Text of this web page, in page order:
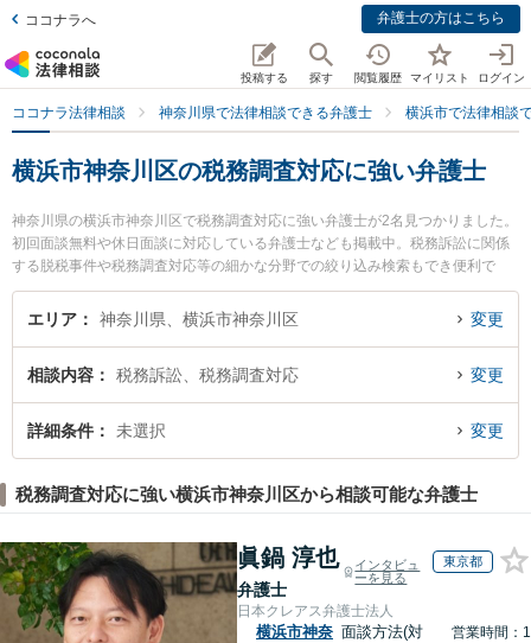
ココナラへ 弁護士の方はこちら
投稿する 探す 閲覧履歴 マイリスト ログイン
ココナラ法律相談 神奈川県で法律相談できる弁護士 横浜市で法律相談
横浜市神奈川区の税務調査対応に強い弁護士
神奈川県の横浜市神奈川区で税務調査対応に強い弁護士が2名見つかりました。
初回面談無料や休日面談に対応している弁護士なども掲載中。税務訴訟に関係
する脱税事件や税務調査対応等の細かな分野での絞り込み検索もでき便利で
す。』特にジン法律事務所弁護士法人 横浜駅前事務所の坂本 学弁護士やネクス
パート法律事務所 横浜オフィスの野村 賢吾弁護士のプロフィール情報や弁護士
トラブル解決の実績豊富な近くの弁護士を検索したい』『初回相談無料で税務
調査対応を法律相談できる横浜市神奈川区内の弁護士に相談予約したい』など
でお困りの相談者さんにおすすめです。
エリア 神奈川県、横浜市神奈川区 変更
相談内容 税務訴訟、税務調査対応 変更
詳細条件 未選択 変更
税務調査対応に強い横浜市神奈川区から相談可能な弁護士
眞鍋 淳也
弁護士
インタビュ
ーを見る
東京都
日本クレアス弁護士法人
横浜市神奈 面談方法(対
営業時間：1